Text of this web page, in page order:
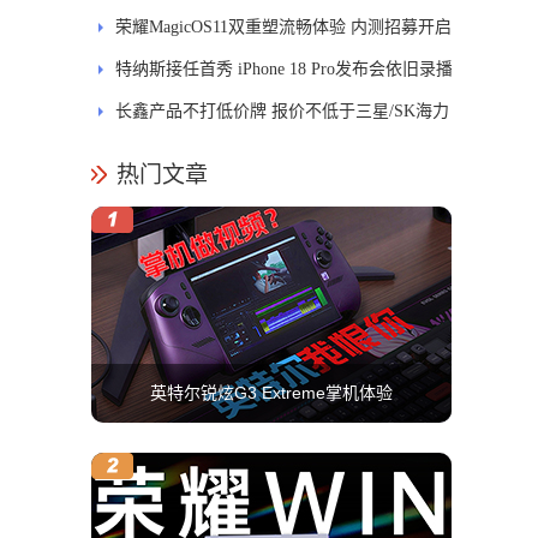
式开售
荣耀MagicOS11双重塑流畅体验 内测招募开启
特纳斯接任首秀 iPhone 18 Pro发布会依旧录播
长鑫产品不打低价牌 报价不低于三星/SK海力
热门文章
英特尔锐炫G3 Extreme掌机体验